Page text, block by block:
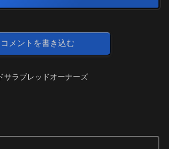
コメントを書き込む
サラブレッドオーナーズ